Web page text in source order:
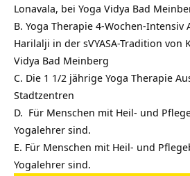
Lonavala, bei Yoga Vidya Bad
B. Yoga Therapie 4-Wochen-
Harilalji in der sVYASA-Tradition von
Vidya Bad Meinberg
C. Die 1 1/2 jährige Yoga Therapie
Stadtzentren
D. Für Menschen mit Heil- und
Yogalehrer sind.
E. Für Menschen mit Heil- und
Yogalehrer sind.